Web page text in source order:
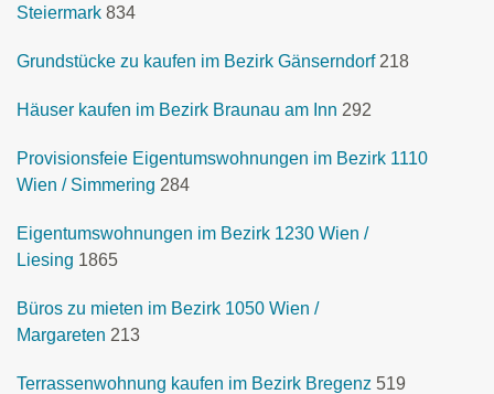
Steiermark 834
Grundstücke zu kaufen im Bezirk Gänserndorf 218
Häuser kaufen im Bezirk Braunau am Inn 292
Provisionsfeie Eigentumswohnungen im Bezirk 1110
Wien / Simmering 284
Eigentumswohnungen im Bezirk 1230 Wien /
Liesing 1865
Büros zu mieten im Bezirk 1050 Wien /
Margareten 213
Terrassenwohnung kaufen im Bezirk Bregenz 519